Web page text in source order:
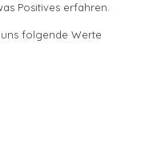
Positives erfahren.
folgende Werte